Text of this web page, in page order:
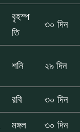
বৃহস্প
তি
৩০ দিন
শনি ২৯ দিন
রবি ৩০ দিন
মঙ্গল ৩০ দিন